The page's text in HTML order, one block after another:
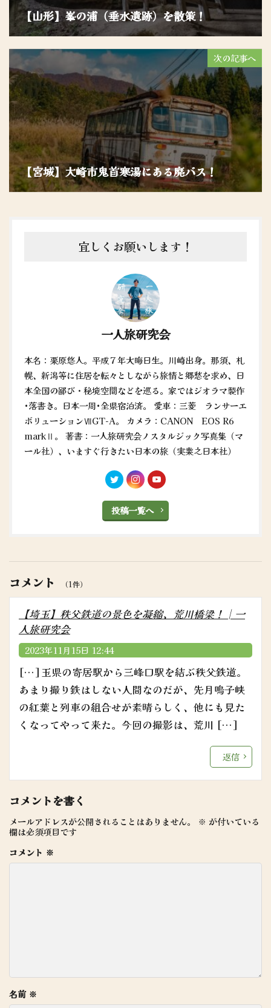
【山形】峯の浦（垂水遺跡）を散策！
次の記事へ
【宮城】大崎市鬼首寒湯にある廃バス！
宜しくお願いします！
一人旅研究会
本名：栗原悠人。平成７年大晦日生。川崎出身。那須、札
幌、新潟等に住居を転々としながら旅情と郷愁を求め、日
本全国の鄙び・秘境空間などを巡る。家ではジオラマ製作
•落書き。日本一周•全県宿泊済。 愛車：三菱 ランサーエ
ボリューションⅦGT-A。 カメラ：CANON EOS R6
markⅡ。 著書：一人旅研究会ノスタルジック写真集（マ
ール社）、いますぐ行きたい日本の旅（実業之日本社）
投稿一覧へ
コメント （1件）
【埼玉】秩父鉄道の景色を凝縮、荒川橋梁！│一
人旅研究会
2023年11月15日 12:44
[…] 玉県の寄居駅から三峰口駅を結ぶ秩父鉄道。
あまり撮り鉄はしない人間なのだが、先月鳴子峡
の紅葉と列車の組合せが素晴らしく、他にも見た
くなってやって来た。今回の撮影は、荒川 […]
返信
コメントを書く
メールアドレスが公開されることはありません。 ※ が付いている
欄は必須項目です
コメント ※
名前 ※